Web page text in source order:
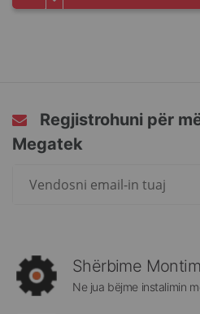
Regjistrohuni për
Megatek
rreth
Megatek:
Shërbime
Ne jua bëjme instalimin